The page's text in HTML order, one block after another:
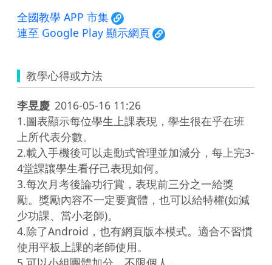
全國教學 APP 市集
連至 Google Play 顯示網頁
教學心得或方法
李昱慶 2016-05-16 11:26
1.圖表顯示每位學生上課表現，學生很在乎在班
上所代表分數。
2.載入手機後可以走動式管理並加減分，每上完3-
4堂課讓學生看仔己表現如何。
3.每次月考後論功行賞，表現前三分之一給獎
勵。獎勵內容不一定要實體，也可以給特權(如減
少功課、當小老師)。
4.除了Android，也有網頁版本模式。適合不習慣
使用平板上課的老師使用。